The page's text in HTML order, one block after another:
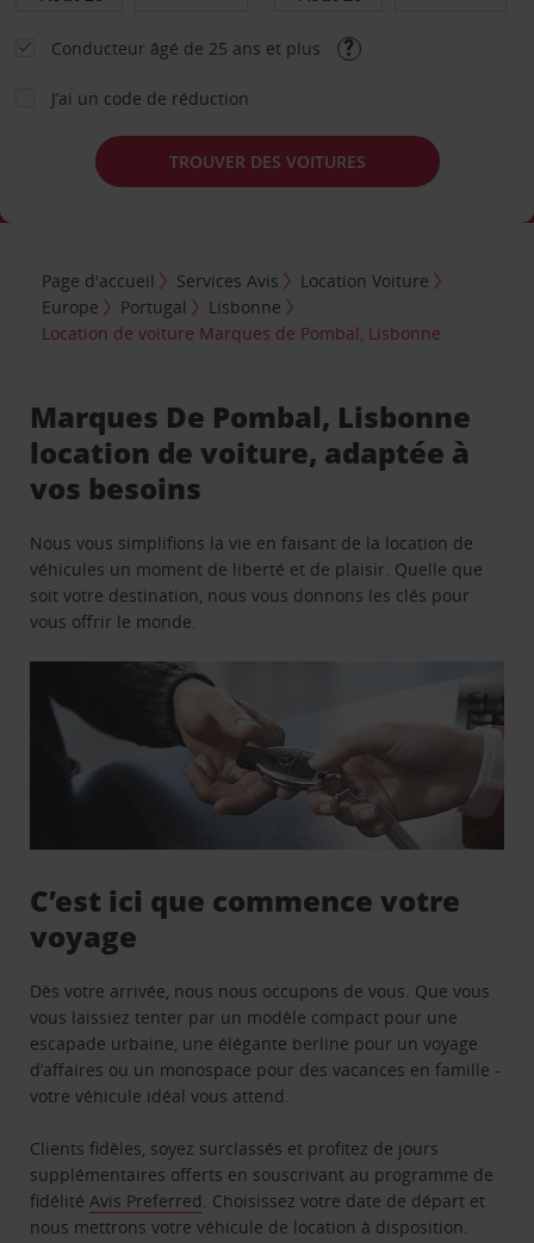
Conducteur âgé de 25 ans et plus
J’ai un code de réduction
TROUVER DES VOITURES
Page d'accueil Services Avis
Location Voiture
Europe
Portugal
Lisbonne
Location de voiture Marques de Pombal, Lisbonne
Marques De Pombal, Lisbonne
location de voiture, adaptée à
vos besoins
Nous vous simplifions la vie en faisant de la location de
véhicules un moment de liberté et de plaisir. Quelle que
soit votre destination, nous vous donnons les clés pour
vous offrir le monde.
C’est ici que commence votre
voyage
Dès votre arrivée, nous nous occupons de vous. Que vous
vous laissiez tenter par un modèle compact pour une
escapade urbaine, une élégante berline pour un voyage
d’affaires ou un monospace pour des vacances en famille -
votre véhicule idéal vous attend.
Clients fidèles, soyez surclassés et profitez de jours
supplémentaires offerts en souscrivant au programme de
fidélitéAvis Preferred. Choisissez votre date de départ et
nous mettrons votre véhicule de location à disposition.